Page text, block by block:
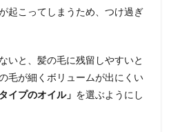
起こってしまうため、つけ過ぎ
いと、髪の毛に残留しやすいと
毛が細くボリュームが出にくい
イプのオイル」 を選ぶようにし